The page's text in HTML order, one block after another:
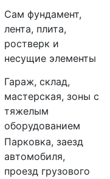
Сам фундамент,
лента, плита,
ростверк и
несущие элементы
Гараж, склад,
мастерская, зоны с
тяжелым
оборудованием
Парковка, заезд
автомобиля,
проезд грузового